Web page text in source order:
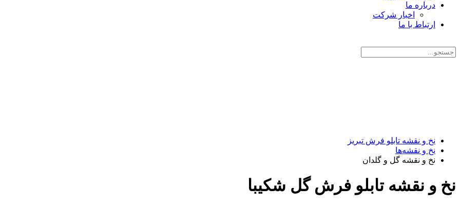
درباره‌ ما
اخبار شرکت
ارتباط با ما
نخ و نقشه تابلو فرش تبریز
نخ و نقشه‌ها
نخ و نقشه گل و گلدان
نخ و نقشه تابلو فرش گل شکیبا